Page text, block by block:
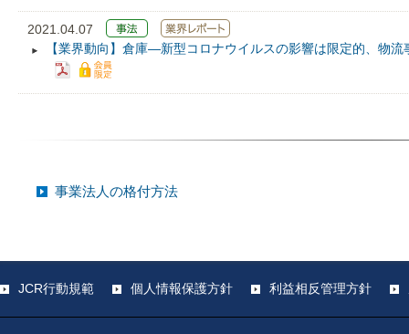
2021.04.07
【業界動向】倉庫―新型コロナウイルスの影響は限定的、物
事業法人の格付方法
JCR行動規範 個人情報保護方針 利益相反管理方針